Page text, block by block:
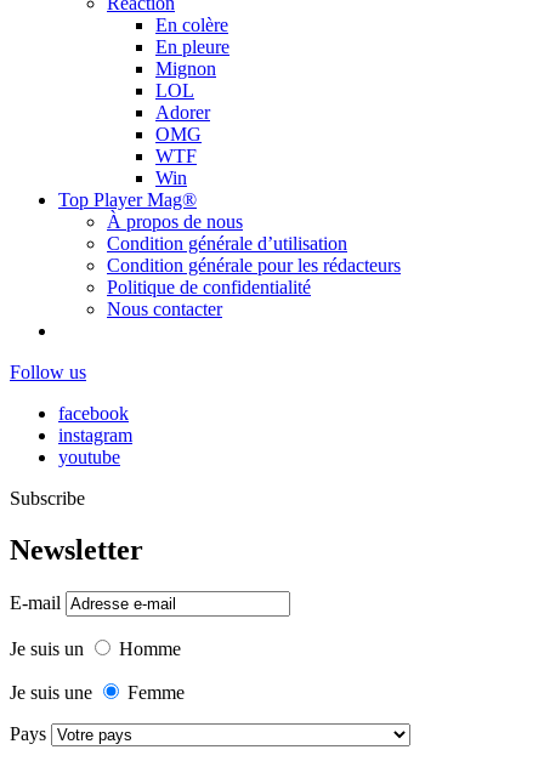
En colère
En pleure
Mignon
LOL
Adorer
OMG
WTF
Win
Top Player Mag®
À propos de nous
Condition générale d’utilisation
Condition générale pour les rédacteurs
Politique de confidentialité
Nous contacter
Follow us
facebook
instagram
youtube
Subscribe
Newsletter
E-mail
Je suis un Homme
Je suis une
Femme
Pays